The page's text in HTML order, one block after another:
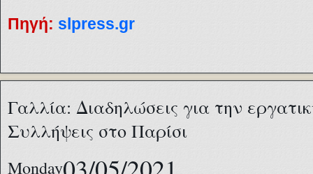
Πηγή: slpress.gr
Γαλλία: Διαδηλώσεις για την
Συλλήψεις στο Παρίσι
Monday